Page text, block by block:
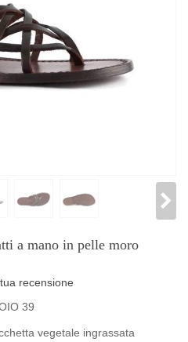
a mano in pelle moro
recensione
39
vegetale ingrassata